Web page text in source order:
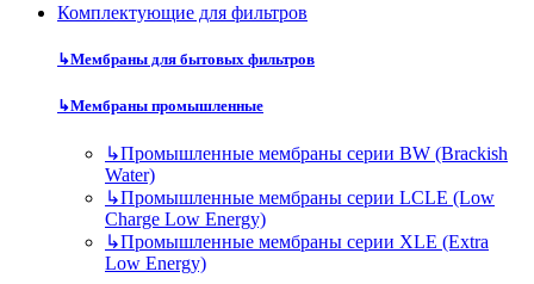
Комплектующие для фильтров
↳Мембраны для бытовых фильтров
↳Мембраны промышленные
↳Промышленные мембраны серии BW (Brackish
Water)
↳Промышленные мембраны серии LCLE (Low
Charge Low Energy)
↳Промышленные мембраны серии XLE (Extra
Low Energy)